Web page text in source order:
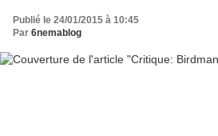
Publié le 24/01/2015 à 10:45
Par 6nemablog